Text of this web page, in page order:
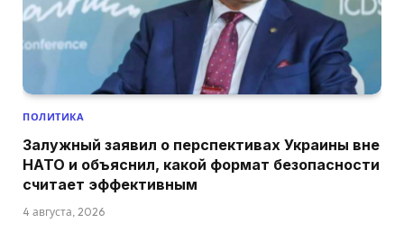
ПОЛИТИКА
Залужный заявил о перспективах Украины вне
НАТО и объяснил, какой формат безопасности
считает эффективным
4 августа, 2026